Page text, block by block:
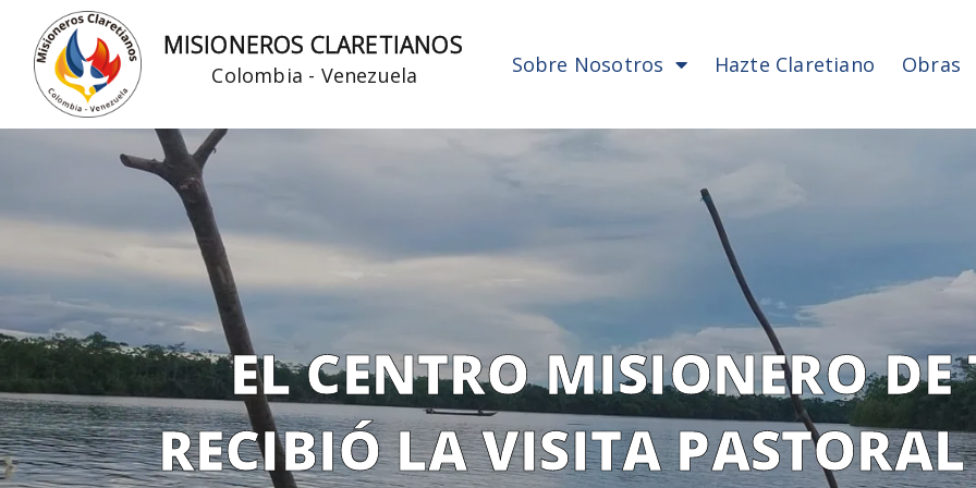
contenido
MISIONEROS CLARETIANOS
Colombia - Venezuela Sobre Nosotros Hazte Claretiano Obras
EL CENTRO MISIONERO
RECIBIÓ LA VISITA